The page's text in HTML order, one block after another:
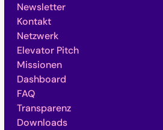
Newsletter
Kontakt
Netzwerk
Elevator Pitch
Missionen
Dashboard
FAQ
Transparenz
Downloads